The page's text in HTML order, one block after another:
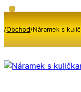
/Obchod/Náramek s